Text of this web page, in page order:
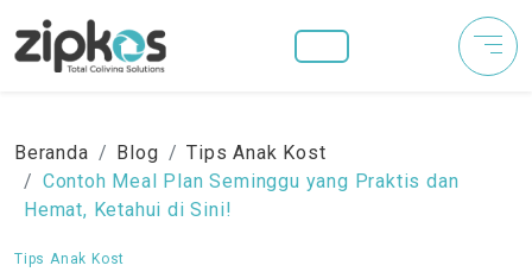
Beranda Blog
Tips Anak Kost
Contoh Meal Plan Seminggu yang Praktis dan
Hemat, Ketahui di Sini!
Tips Anak Kost